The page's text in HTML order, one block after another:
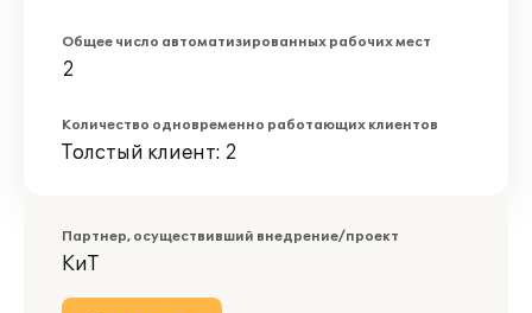
Общее число автоматизированных рабочих мест
2
Количество одновременно работающих клиентов
Толстый клиент: 2
Партнер, осуществивший внедрение/проект
КиТ